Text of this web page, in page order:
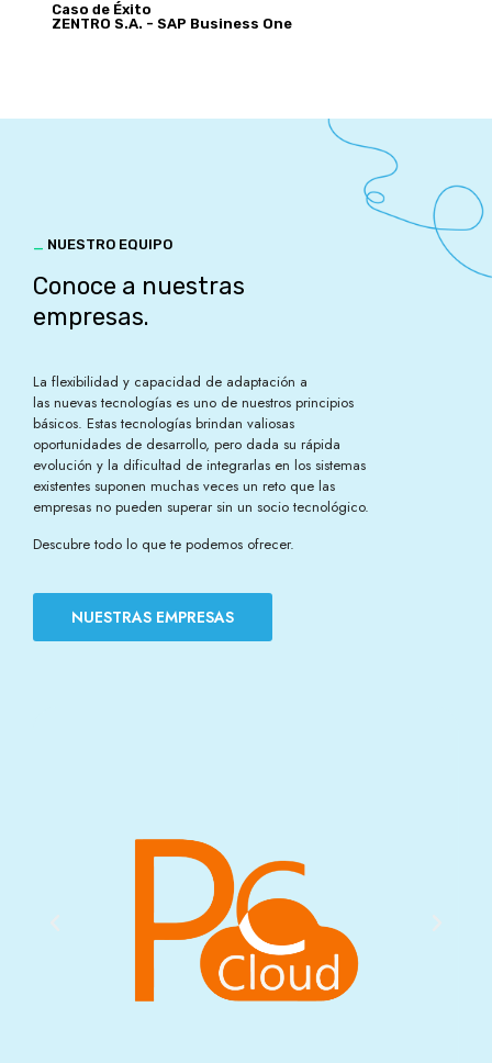
Caso de Éxito
ZENTRO S.A. - SAP Business One
_ NUESTRO EQUIPO
Conoce a nuestras
empresas.
La flexibilidad y capacidad de adaptación a
las nuevas tecnologías es uno de nuestros principios
básicos. Estas tecnologías brindan valiosas
oportunidades de desarrollo, pero dada su rápida
evolución y la dificultad de integrarlas en los sistemas
existentes suponen muchas veces un reto que las
empresas no pueden superar sin un socio tecnológico.
Descubre todo lo que te podemos ofrecer.
NUESTRAS EMPRESAS